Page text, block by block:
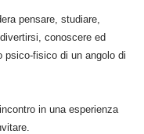
pensare, studiare,
conoscere ed
psico-fisico di un angolo di
in una esperienza